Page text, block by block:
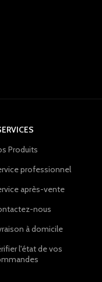
Produits
professionnel
après-vente
nous
à domicile
l'état de vos